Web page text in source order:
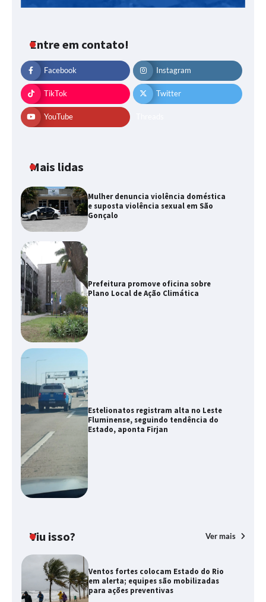
Entre em contato!
Facebook Instagram
TikTok Twitter
YouTube
Mais lidas
Mulher denuncia violência doméstica
e suposta violência sexual em São
Gonçalo
Prefeitura promove oficina sobre
Plano Local de Ação Climática
Estelionatos registram alta no Leste
Fluminense, seguindo tendência do
Estado, aponta Firjan
Viu isso? Ver mais
Ventos fortes colocam Estado do Rio
em alerta; equipes são mobilizadas
para ações preventivas